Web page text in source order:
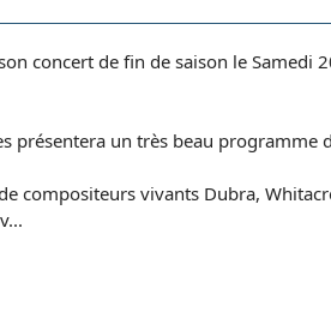
concert de fin de saison le Samedi
présentera un très beau programme
compositeurs vivants Dubra,